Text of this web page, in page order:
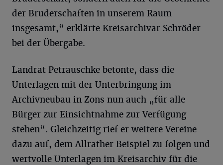
der Bruderschaften in unserem Raum
insgesamt,“ erklärte Kreisarchivar Schröder
bei der Übergabe.
Landrat Petrauschke betonte, dass die
Unterlagen mit der Unterbringung im
Archivneubau in Zons nun auch „für alle
Bürger zur Einsichtnahme zur Verfügung
stehen“. Gleichzeitig rief er weitere Vereine
dazu auf, dem Allrather Beispiel zu folgen und
wertvolle Unterlagen im Kreisarchiv für die